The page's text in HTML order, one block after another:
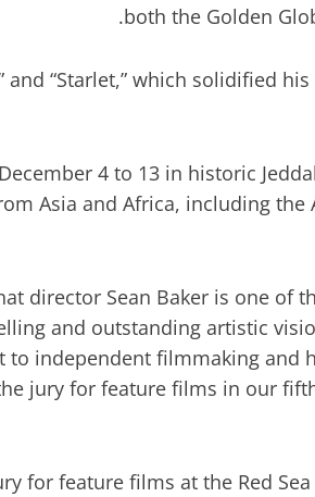
both the Golden
and “Starlet,” which solidified
4 to 13 in historic
Asia and Africa, including
director Sean Baker is one
and outstanding artistic
independent filmmaking
jury for feature films in our
for feature films at the Red